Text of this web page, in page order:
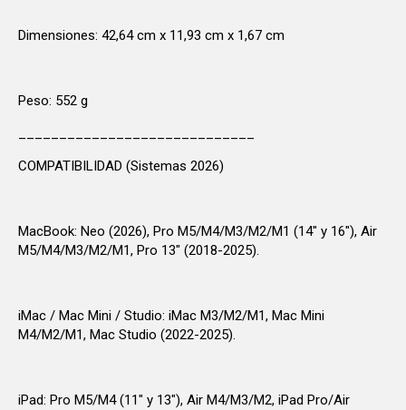
Dimensiones: 42,64 cm x 11,93 cm x 1,67 cm
Peso: 552 g
COMPATIBILIDAD (Sistemas 2026)
MacBook: Neo (2026), Pro M5/M4/M3/M2/M1 (14" y 16"), Air
M5/M4/M3/M2/M1, Pro 13" (2018-2025).
iMac / Mac Mini / Studio: iMac M3/M2/M1, Mac Mini
M4/M2/M1, Mac Studio (2022-2025).
iPad: Pro M5/M4 (11" y 13"), Air M4/M3/M2, iPad Pro/Air